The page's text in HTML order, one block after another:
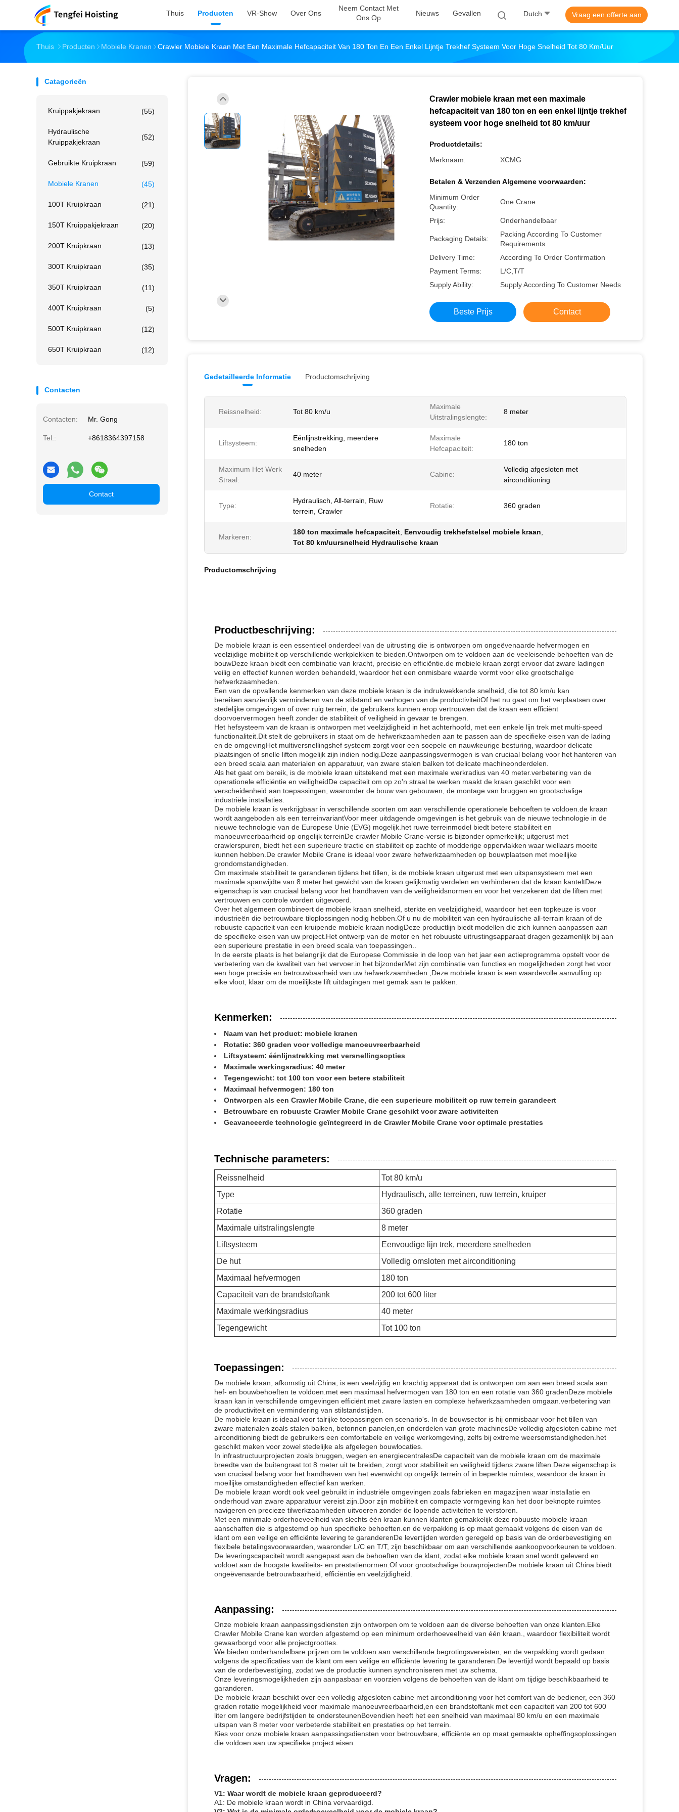
Thuis Producten VR-Show Over Ons
Neem Contact Met
Ons Op
Nieuws Gevallen Dutch Vraag een offerte aan
Thuis Producten Mobiele Kranen Crawler Mobiele Kraan Met Een Maximale Hefcapaciteit Van 180 Ton En Een Enkel Lijntje Trekhef Systeem Voor Hoge Snelheid Tot 80 Km/uur
Catagorieën
Kruippakjekraan (55)
Hydraulische
Kruippakjekraan
(52)
Gebruikte Kruipkraan (59)
Mobiele Kranen (45)
100T Kruipkraan (21)
150T Kruippakjekraan (20)
200T Kruipkraan (13)
300T Kruipkraan (35)
350T Kruipkraan (11)
400T Kruipkraan (5)
500T Kruipkraan (12)
650T Kruipkraan (12)
Contacten
Contacten: Mr. Gong
Tel.: +8618364397158
Contact
Crawler mobiele kraan met een maximale
hefcapaciteit van 180 ton en een enkel lijntje trekhef
systeem voor hoge snelheid tot 80 km/uur
Productdetails:
Merknaam:
XCMG
Betalen & Verzenden Algemene voorwaarden:
Minimum Order
Quantity:
One Crane
Prijs: Onderhandelbaar
Packaging Details:
Packing According To Customer
Requirements
Delivery Time:
According To Order Confirmation
Payment Terms:
L/C,T/T
Supply Ability:
Supply According To Customer Needs
Beste Prijs Contact
Gedetailleerde Informatie Productomschrijving
Reissnelheid: Tot 80 km/u
Maximale
Uitstralingslengte:
8 meter
Liftsysteem:
Eénlijnstrekking, meerdere
snelheden
Maximale
Hefcapaciteit:
180 ton
Maximum Het Werk
Straal:
40 meter Cabine:
Volledig afgesloten met
airconditioning
Type:
Hydraulisch, All-terrain, Ruw
terrein, Crawler
Rotatie: 360 graden
Markeren:
180 ton maximale hefcapaciteit Eenvoudig trekhefstelsel mobiele kraan
Tot 80 km/uursnelheid Hydraulische kraan
Productomschrijving
Productbeschrijving:
De mobiele kraan is een essentieel onderdeel van de uitrusting die is ontworpen om ongeëvenaarde hefvermogen en
veelzijdige mobiliteit op verschillende werkplekken te bieden.Ontworpen om te voldoen aan de veeleisende behoeften van de
bouwDeze kraan biedt een combinatie van kracht, precisie en efficiëntie.de mobiele kraan zorgt ervoor dat zware ladingen
veilig en effectief kunnen worden behandeld, waardoor het een onmisbare waarde vormt voor elke grootschalige
hefwerkzaamheden.
Een van de opvallende kenmerken van deze mobiele kraan is de indrukwekkende snelheid, die tot 80 km/u kan
bereiken.aanzienlijk verminderen van de stilstand en verhogen van de productiviteitOf het nu gaat om het verplaatsen over
stedelijke omgevingen of over ruig terrein, de gebruikers kunnen erop vertrouwen dat de kraan een efficiënt
doorvoervermogen heeft zonder de stabiliteit of veiligheid in gevaar te brengen.
Het hefsysteem van de kraan is ontworpen met veelzijdigheid in het achterhoofd, met een enkele lijn trek met multi-speed
functionaliteit.Dit stelt de gebruikers in staat om de hefwerkzaamheden aan te passen aan de specifieke eisen van de lading
en de omgevingHet multiversnellingshef systeem zorgt voor een soepele en nauwkeurige besturing, waardoor delicate
plaatsingen of snelle liften mogelijk zijn indien nodig.Deze aanpassingsvermogen is van cruciaal belang voor het hanteren van
een breed scala aan materialen en apparatuur, van zware stalen balken tot delicate machineonderdelen.
Als het gaat om bereik, is de mobiele kraan uitstekend met een maximale werkradius van 40 meter.verbetering van de
operationele efficiëntie en veiligheidDe capaciteit om op zo'n straal te werken maakt de kraan geschikt voor een
verscheidenheid aan toepassingen, waaronder de bouw van gebouwen, de montage van bruggen en grootschalige
industriële installaties.
De mobiele kraan is verkrijgbaar in verschillende soorten om aan verschillende operationele behoeften te voldoen.de kraan
wordt aangeboden als een terreinvariantVoor meer uitdagende omgevingen is het gebruik van de nieuwe technologie in de
nieuwe technologie van de Europese Unie (EVG) mogelijk.het ruwe terreinmodel biedt betere stabiliteit en
manoeuvreerbaarheid op ongelijk terreinDe crawler Mobile Crane-versie is bijzonder opmerkelijk; uitgerust met
crawlerspuren, biedt het een superieure tractie en stabiliteit op zachte of modderige oppervlakken waar wiellaars moeite
kunnen hebben.De crawler Mobile Crane is ideaal voor zware hefwerkzaamheden op bouwplaatsen met moeilijke
grondomstandigheden.
Om maximale stabiliteit te garanderen tijdens het tillen, is de mobiele kraan uitgerust met een uitspansysteem met een
maximale spanwijdte van 8 meter.het gewicht van de kraan gelijkmatig verdelen en verhinderen dat de kraan kanteltDeze
eigenschap is van cruciaal belang voor het handhaven van de veiligheidsnormen en voor het verzekeren dat de liften met
vertrouwen en controle worden uitgevoerd.
Over het algemeen combineert de mobiele kraan snelheid, sterkte en veelzijdigheid, waardoor het een topkeuze is voor
industrieën die betrouwbare tiloplossingen nodig hebben.Of u nu de mobiliteit van een hydraulische all-terrain kraan of de
robuuste capaciteit van een kruipende mobiele kraan nodigDeze productlijn biedt modellen die zich kunnen aanpassen aan
de specifieke eisen van uw project.Het ontwerp van de motor en het robuuste uitrustingsapparaat dragen gezamenlijk bij aan
een superieure prestatie in een breed scala van toepassingen..
In de eerste plaats is het belangrijk dat de Europese Commissie in de loop van het jaar een actieprogramma opstelt voor de
verbetering van de kwaliteit van het vervoer.in het bijzonderMet zijn combinatie van functies en mogelijkheden zorgt het voor
een hoge precisie en betrouwbaarheid van uw hefwerkzaamheden.,Deze mobiele kraan is een waardevolle aanvulling op
elke vloot, klaar om de moeilijkste lift uitdagingen met gemak aan te pakken.
Kenmerken:
Naam van het product: mobiele kranen
Rotatie: 360 graden voor volledige manoeuvreerbaarheid
Liftsysteem: éénlijnstrekking met versnellingsopties
Maximale werkingsradius: 40 meter
Tegengewicht: tot 100 ton voor een betere stabiliteit
Maximaal hefvermogen: 180 ton
Ontworpen als een Crawler Mobile Crane, die een superieure mobiliteit op ruw terrein garandeert
Betrouwbare en robuuste Crawler Mobile Crane geschikt voor zware activiteiten
Geavanceerde technologie geïntegreerd in de Crawler Mobile Crane voor optimale prestaties
Technische parameters:
Reissnelheid
Tot 80 km/u
Type
Hydraulisch, alle terreinen, ruw terrein, kruiper
Rotatie
360 graden
Maximale uitstralingslengte
8 meter
Liftsysteem
Eenvoudige lijn trek, meerdere snelheden
De hut
Volledig omsloten met airconditioning
Maximaal hefvermogen
180 ton
Capaciteit van de brandstoftank
200 tot 600 liter
Maximale werkingsradius
40 meter
Tegengewicht
Tot 100 ton
Toepassingen:
De mobiele kraan, afkomstig uit China, is een veelzijdig en krachtig apparaat dat is ontworpen om aan een breed scala aan
hef- en bouwbehoeften te voldoen.met een maximaal hefvermogen van 180 ton en een rotatie van 360 gradenDeze mobiele
kraan kan in verschillende omgevingen efficiënt met zware lasten en complexe hefwerkzaamheden omgaan.verbetering van
de productiviteit en vermindering van stilstandstijden.
De mobiele kraan is ideaal voor talrijke toepassingen en scenario's. In de bouwsector is hij onmisbaar voor het tillen van
zware materialen zoals stalen balken, betonnen panelen,en onderdelen van grote machinesDe volledig afgesloten cabine met
airconditioning biedt de gebruikers een comfortabele en veilige werkomgeving, zelfs bij extreme weersomstandigheden.het
geschikt maken voor zowel stedelijke als afgelegen bouwlocaties.
In infrastructuurprojecten zoals bruggen, wegen en energiecentralesDe capaciteit van de mobiele kraan om de maximale
breedte van de buitengraat tot 8 meter uit te breiden, zorgt voor stabiliteit en veiligheid tijdens zware liften.Deze eigenschap is
van cruciaal belang voor het handhaven van het evenwicht op ongelijk terrein of in beperkte ruimtes, waardoor de kraan in
moeilijke omstandigheden effectief kan werken.
De mobiele kraan wordt ook veel gebruikt in industriële omgevingen zoals fabrieken en magazijnen waar installatie en
onderhoud van zware apparatuur vereist zijn.Door zijn mobiliteit en compacte vormgeving kan het door beknopte ruimtes
navigeren en precieze tilwerkzaamheden uitvoeren zonder de lopende activiteiten te verstoren.
Met een minimale orderhoeveelheid van slechts één kraan kunnen klanten gemakkelijk deze robuuste mobiele kraan
aanschaffen die is afgestemd op hun specifieke behoeften.en de verpakking is op maat gemaakt volgens de eisen van de
klant om een veilige en efficiënte levering te garanderenDe levertijden worden geregeld op basis van de orderbevestiging en
flexibele betalingsvoorwaarden, waaronder L/C en T/T, zijn beschikbaar om aan verschillende aankoopvoorkeuren te voldoen.
De leveringscapaciteit wordt aangepast aan de behoeften van de klant, zodat elke mobiele kraan snel wordt geleverd en
voldoet aan de hoogste kwaliteits- en prestatienormen.Of voor grootschalige bouwprojectenDe mobiele kraan uit China biedt
ongeëvenaarde betrouwbaarheid, efficiëntie en veelzijdigheid.
Aanpassing:
Onze mobiele kraan aanpassingsdiensten zijn ontworpen om te voldoen aan de diverse behoeften van onze klanten.Elke
Crawler Mobile Crane kan worden afgestemd op een minimum orderhoeveelheid van één kraan., waardoor flexibiliteit wordt
gewaarborgd voor alle projectgroottes.
We bieden onderhandelbare prijzen om te voldoen aan verschillende begrotingsvereisten, en de verpakking wordt gedaan
volgens de specificaties van de klant om een veilige en efficiënte levering te garanderen.De levertijd wordt bepaald op basis
van de orderbevestiging, zodat we de productie kunnen synchroniseren met uw schema.
Onze leveringsmogelijkheden zijn aanpasbaar en voorzien volgens de behoeften van de klant om tijdige beschikbaarheid te
garanderen.
De mobiele kraan beschikt over een volledig afgesloten cabine met airconditioning voor het comfort van de bediener, een 360
graden rotatie mogelijkheid voor maximale manoeuvreerbaarheid,en een brandstoftank met een capaciteit van 200 tot 600
liter om langere bedrijfstijden te ondersteunenBovendien heeft het een snelheid van maximaal 80 km/u en een maximale
uitspan van 8 meter voor verbeterde stabiliteit en prestaties op het terrein.
Kies voor onze mobiele kraan aanpassingsdiensten voor betrouwbare, efficiënte en op maat gemaakte opheffingsoplossingen
die voldoen aan uw specifieke project eisen.
Vragen:
V1: Waar wordt de mobiele kraan geproduceerd?
A1: De mobiele kraan wordt in China vervaardigd.